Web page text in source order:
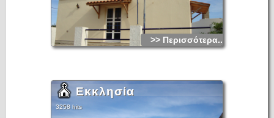
>> Περισσότερα...
Εκκλησία
3258 hits